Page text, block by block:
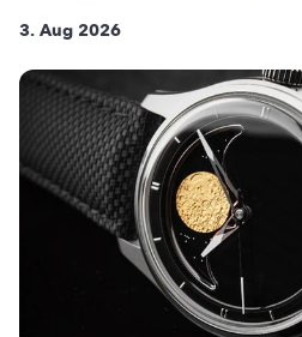
3. Aug 2026